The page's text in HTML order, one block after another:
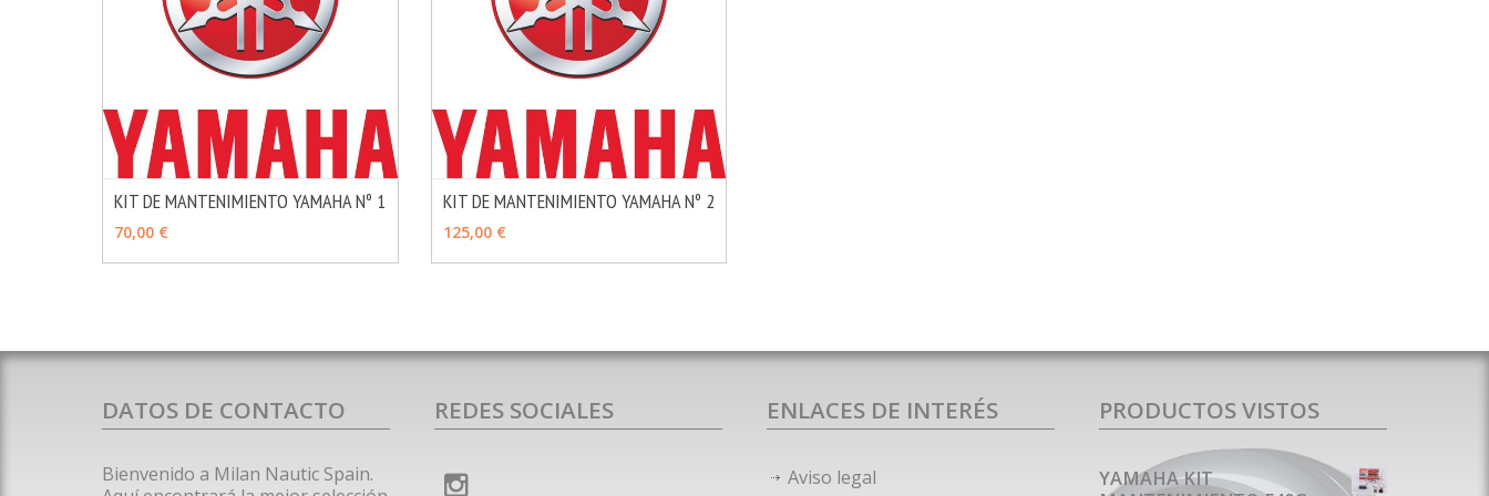
KIT DE MANTENIMIENTO YAMAHA Nº 1
70,00 €
KIT DE MANTENIMIENTO YAMAHA Nº 2
125,00 €
DATOS DE CONTACTO
Bienvenido a Milan Nautic Spain.
REDES SOCIALES ENLACES DE INTERÉS
Aviso legal
PRODUCTOS VISTOS
YAMAHA KIT